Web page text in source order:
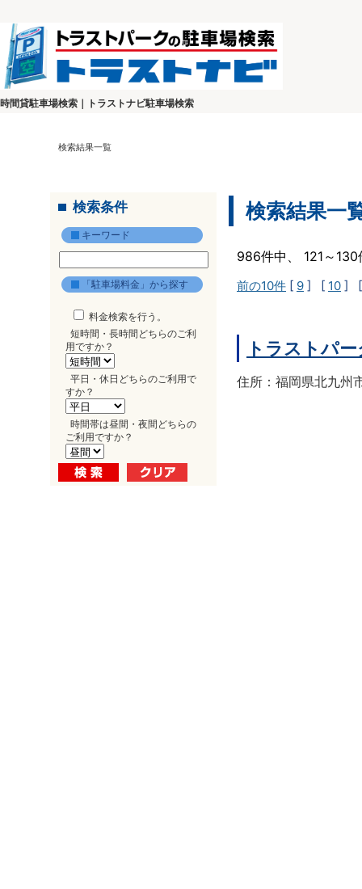
時間貸駐車場検索｜トラストナビ駐車場検索
検索結果一覧
検索条件
キーワード
「駐車場料金」から探す
料金検索を行う。
短時間・長時間どちらのご利
用ですか？
平日・休日どちらのご利用で
すか？
時間帯は昼間・夜間どちらの
ご利用ですか？
検索結果一
986件中、 121～
前の10件 [ 9 ] [ 10 ]
トラストパ
住所：福岡県北九州